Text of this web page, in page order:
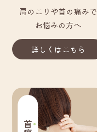
肩のこりや首の痛みで
お悩みの方へ
詳しくはこちら